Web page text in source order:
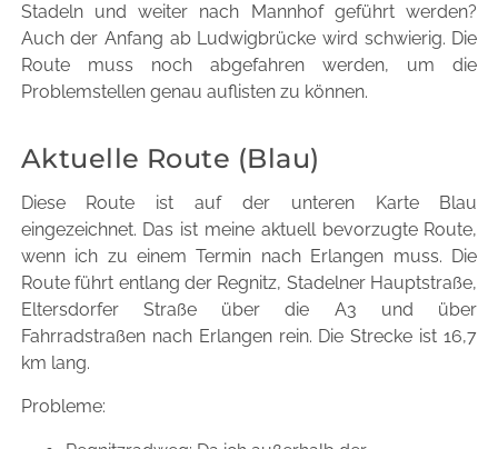
Stadeln und weiter nach Mannhof geführt werden?
Auch der Anfang ab Ludwigbrücke wird schwierig. Die
Route muss noch abgefahren werden, um die
Problemstellen genau auflisten zu können.
Aktuelle Route (Blau)
Diese Route ist auf der unteren Karte Blau
eingezeichnet. Das ist meine aktuell bevorzugte Route,
wenn ich zu einem Termin nach Erlangen muss. Die
Route führt entlang der Regnitz, Stadelner Hauptstraße,
Eltersdorfer Straße über die A3 und über
Fahrradstraßen nach Erlangen rein. Die Strecke ist 16,7
km lang.
Probleme: